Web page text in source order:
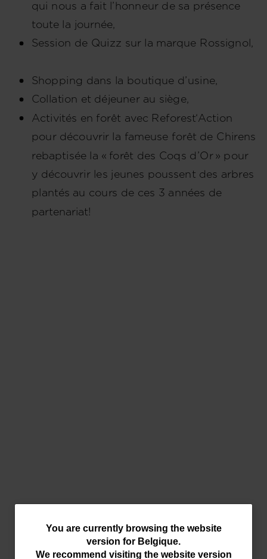
You
are
You are currently browsing the website
version for Belgique.
We recommend visiting the website version
qui nous a fait l’honneur de sa présence
toute la journée,
Session de Quizz sur la marque Rossignol,
Shopping dans la boutique d’usine,
Collation et déjeuner au siège,
Activités en forêt avec Reforest‘Action
pour découvrir la fameuse forêt de Chirens
rebaptisée la « forêt des Coqs d’Or » pour
y découvrir les jeunes poussent des arbres
plantés au cours de ces 3 années de
partenariat!